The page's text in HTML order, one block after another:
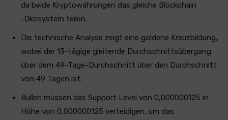
da beide Kryptowährungen das gleiche Blockchain
-Ökosystem teilen.
Die technische Analyse zeigt eine goldene Kreuzbildung,
wobei der 13-tägige gleitende Durchschnittsübergang
über dem 49-Tage-Durchschnitt über den Durchschnitt
von 49 Tagen ist.
Bullen müssen das Support Level von 0,000000125 in
Höhe von 0,000000125 verteidigen, um das